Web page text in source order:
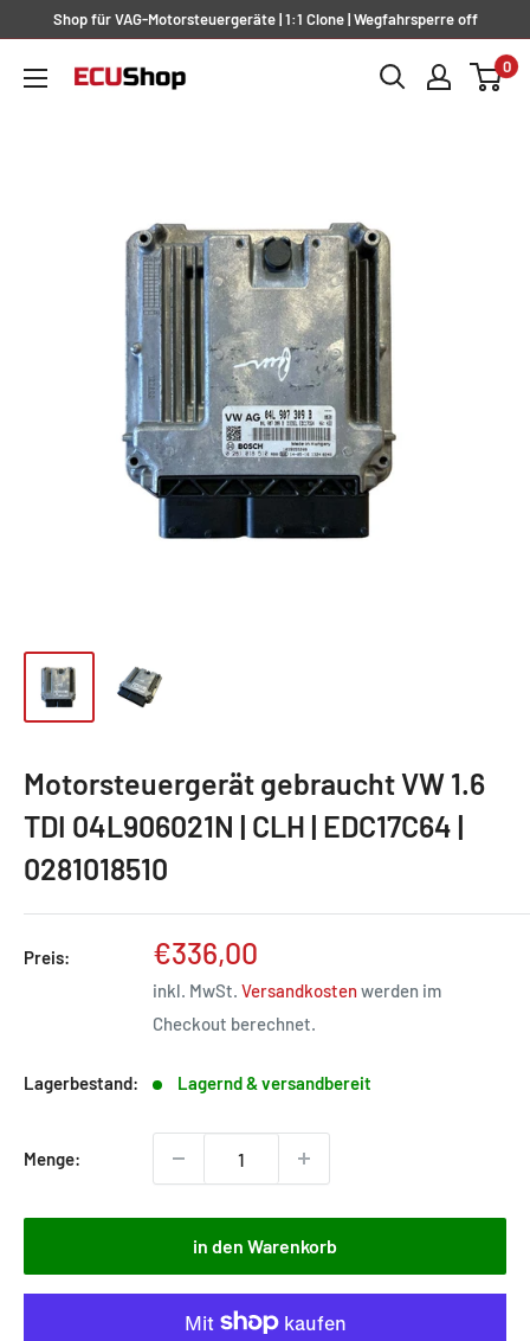
Inhalt
Shop für VAG-Motorsteuergeräte | 1:1 Clone | Wegfahrsperre off
ecu-
0
Motorsteuergerät gebraucht VW 1.6
TDI 04L906021N | CLH | EDC17C64 |
0281018510
Preis: Sonderpreis
€336,00
inkl. MwSt. Versandkostenwerden im
Checkout berechnet.
Lagerbestand: Lagernd & versandbereit
Menge:
in den Warenkorb